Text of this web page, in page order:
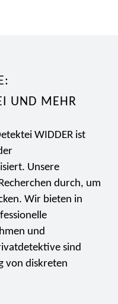
UND MEHR
WIDDER ist
Unsere
durch, um
Wir bieten in
und
sind
von diskreten